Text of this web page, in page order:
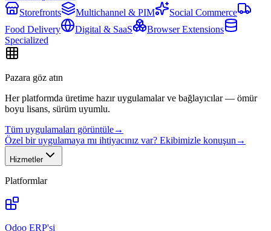
Storefronts
Multichannel & PIM
Social Commerce
Food Delivery
Digital & SaaS
Browser Extensions
Specialized
Pazara göz atın
Her platformda üretime hazır uygulamalar ve bağlayıcılar — ömür
boyu lisans, sürüm uyumlu.
Tüm uygulamaları görüntüle→
Özel bir uygulamaya mı ihtiyacınız var? Ekibimizle konuşun →
Hizmetler
Platformlar
Odoo ERP'si